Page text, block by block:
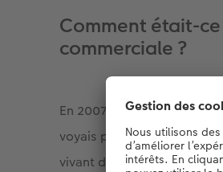
Comment était-
commerciale ?
En 2007 et 2010, j’ai eu
voyais plus très bien. Cela
vivant de son regard sur le